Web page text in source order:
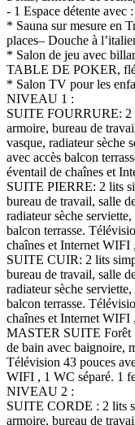
- 1 Espace détente avec :
* Sauna sur mesure en
places– Douche à
* Salon de jeu avec
TABLE DE POKER,
* Salon TV pour les
NIVEAU 1 :
SUITE FOURRURE: 2
armoire, bureau de
vasque, radiateur sèche
avec accès balcon
éventail de chaînes et
SUITE PIERRE: 2 lits
bureau de travail, salle
radiateur sèche
balcon terrasse.
chaînes et Internet WIFI
SUITE CUIR: 2 lits
bureau de travail, salle
radiateur sèche
balcon terrasse.
chaînes et Internet WIFI
MASTER SUITE Forêt
de bain avec baignoire,
Télévision 43 pouces
WIFI , 1 WC séparé. 1
NIVEAU 2 :
SUITE CORDE : 2 lits
armoire, bureau de